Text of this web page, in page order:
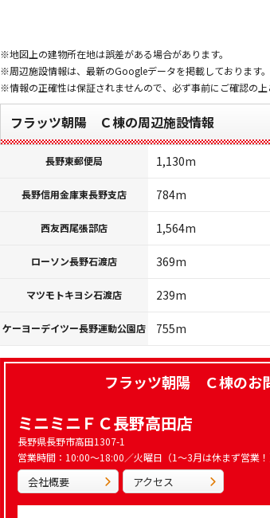
※地図上の建物所在地は誤差がある場合があります。
※周辺施設情報は、最新のGoogleデータを掲載しております。
※情報の正確性は保証されませんので、必ず事前にご確認の上
フラッツ朝陽 Ｃ棟の周辺施設情報
長野東郵便局 1,130m
長野信用金庫東長野支店 784m
西友西尾張部店 1,564m
ローソン長野石渡店 369m
マツモトキヨシ石渡店 239m
ケーヨーデイツー長野運動公園店 755m
フラッツ朝陽 Ｃ棟のお
ミニミニＦＣ長野高田店
長野県長野市高田1307-1
営業時間：10:00～18:00／火曜日（1～3月は休まず営業！
会社概要 アクセス